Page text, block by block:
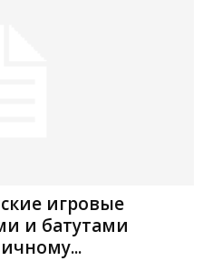
игровые
и батутами